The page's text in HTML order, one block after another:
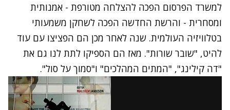
למשרד הפרסום הפכה להצלחה מטורפת - אמנותית
ומסחרית - והרשת החדשה הפכה לשחקן משמעותי
בטלוויזיה העולמית. שנה לאחר מכן הם הפציצו עם עוד
להיט, "שובר שורות". מאז הם הספיקו לתת לנו גם את
"דה קילינג", "המתים המהלכים" ו"סמוך על סול".